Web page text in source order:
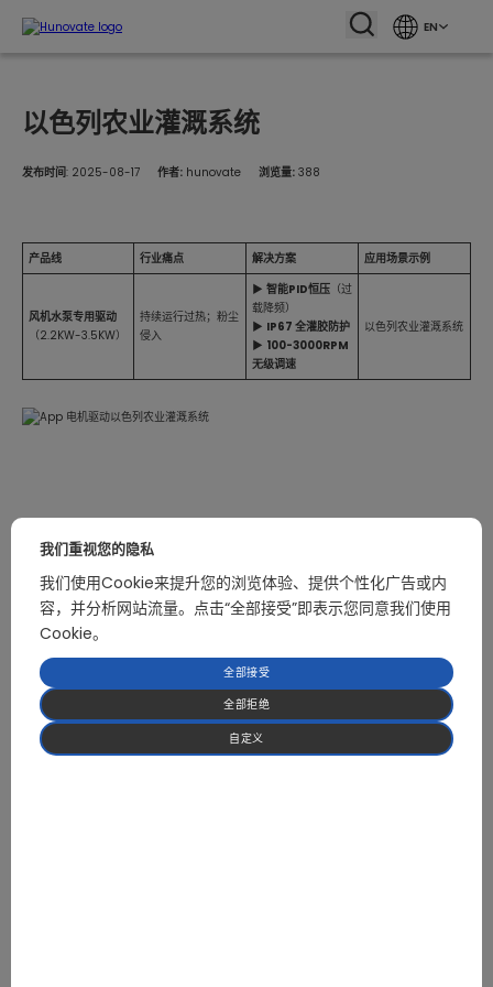
EN
以色列农业灌溉系统
发布时间: 2025-08-17 作者: hunovate 浏览量: 388
产品线 行业痛点 解决方案 应用场景示例
风机水泵专用驱动
（2.2KW-3.5KW）
持续运行过热；粉尘
侵入
▶ 智能PID恒压 （过
载降频）
▶ IP67 全灌胶防护
▶ 100-3000RPM
无级调速
以色列农业灌溉系统
关联产品
10HP商用空调驱动板
我们重视您的隐私
我们使用Cookie来提升您的浏览体验、提供个性化广告或内
容，并分析网站流量。点击“全部接受”即表示您同意我们使用
Cookie。
自定义
全部拒绝
全部接受